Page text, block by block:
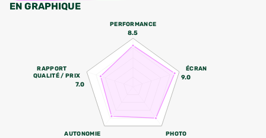
EN GRAPHIQUE
PERFORMANCE
8.5
ÉCRAN
9.0
PHOTO
AUTONOMIE
RAPPORT
QUALITÉ / PRIX
7.0